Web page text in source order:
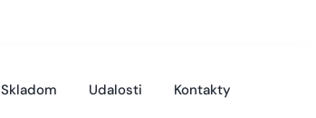
Skladom Udalosti Kontakty